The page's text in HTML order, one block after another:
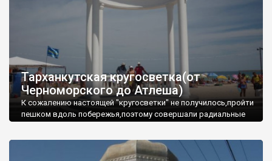
Тарханкутская кругосветка(от
Черноморского до Атлеша)
К сожалению настоящей "кругосветки" не получилось,пройти
пешком вдоль побережья,поэтому совершали радиальные